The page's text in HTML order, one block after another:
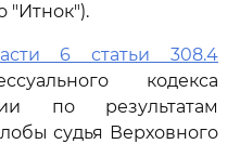
"Итнок").
6 статьи 308.4
кодекса
по результатам
судья Верховного